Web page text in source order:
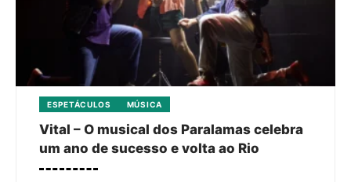
ESPETÁCULOS MÚSICA
Vital – O musical dos Paralamas celebra
um ano de sucesso e volta ao Rio